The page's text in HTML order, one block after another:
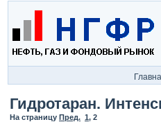
Гидротаран.
На страницу Пред. 1, 2